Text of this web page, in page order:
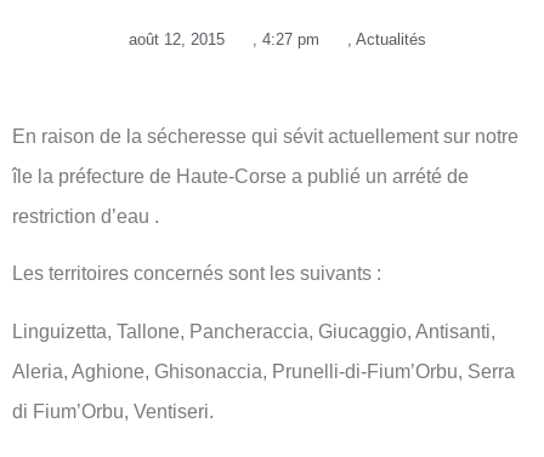
août 12, 2015 , 4:27 pm , Actualités
En raison de la sécheresse qui sévit actuellement sur notre
île la préfecture de Haute-Corse a publié un arrété de
restriction d’eau .
Les territoires concernés sont les suivants :
Linguizetta, Tallone, Pancheraccia, Giucaggio, Antisanti,
Aleria, Aghione, Ghisonaccia, Prunelli-di-Fium’Orbu, Serra
di Fium’Orbu, Ventiseri.